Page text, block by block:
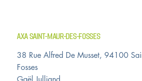
AXA SAINT-MAUR-DES-FOSSES
38 Rue Alfred De Musset, 94100
Fosses